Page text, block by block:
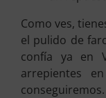
Como ves,
el pulido de
confía ya en
arrepientes
conseguiremos.